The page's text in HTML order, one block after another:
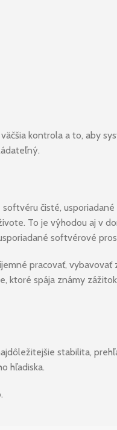
kontrola a to, aby
čisté,
To je výhodou aj v
softvérové
pracovať,
spája známy
stabilita,
hľadiska.